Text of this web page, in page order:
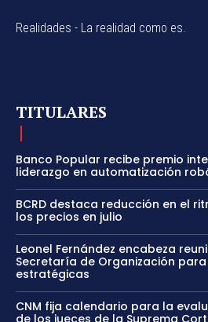
Realidades - La realidad como es.
TITULARES
Banco Popular recibe premio
liderazgo en automatización
BCRD destaca reducción en el
los precios en julio
Leonel Fernández encabeza
Secretaría de Organización
estratégicas
CNM fija calendario para la
de los jueces de la Suprema